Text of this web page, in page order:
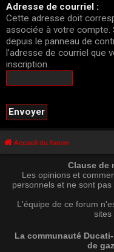
Adresse de courriel :
Cette adresse doit
associée à votre compte.
depuis le panneau de
l’adresse de courriel que
inscription.
Accueil du forum
Clause de
Les opinions et
personnels et ne sont
L'équipe de ce forum
sites
La communauté
de